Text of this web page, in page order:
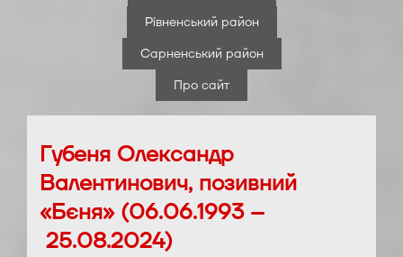
Рівненський район
Сарненський район
Про сайт
Губеня Олександр
Валентинович, позивний
«Бєня» (06.06.1993 –
25.08.2024)